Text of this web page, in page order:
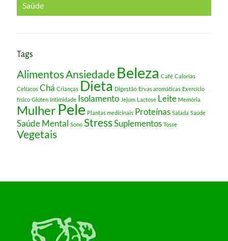
Saúde
Tags
AlimentosAnsiedade Beleza Café Calorias
Celíacos Chá Crianças Dieta Digestão Ervas aromáticas Exercício
físico Glúten Intimidade Isolamento Jejum Lactose Leite Memória
Mulher Pele Plantas medicinais Proteínas Salada Saúde
Saúde Mental Sono StressSuplementos Tosse
Vegetais